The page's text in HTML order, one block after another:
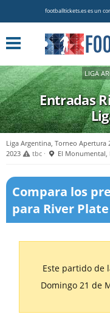
footballtickets.es es un
LIGA
Entradas
Liga Argentina, Torneo Apertura
2023
tbc El Monumental,
Compara los
para River
Este partido de
Domingo 21 de